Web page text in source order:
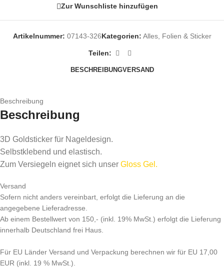
Zur Wunschliste hinzufügen
Artikelnummer: 07143-326Kategorien: Alles, Folien & Sticker
Teilen:
BESCHREIBUNGVERSAND
Beschreibung
Beschreibung
3D Goldsticker für Nageldesign.
Selbstklebend und elastisch.
Zum Versiegeln eignet sich unser Gloss Gel.
Versand
Sofern nicht anders vereinbart, erfolgt die Lieferung an die
angegebene Lieferadresse.
Ab einem Bestellwert von 150,- (inkl. 19% MwSt.) erfolgt die Lieferung
innerhalb Deutschland frei Haus.
Für EU Länder Versand und Verpackung berechnen wir für EU 17,00
EUR (inkl. 19 % MwSt.).